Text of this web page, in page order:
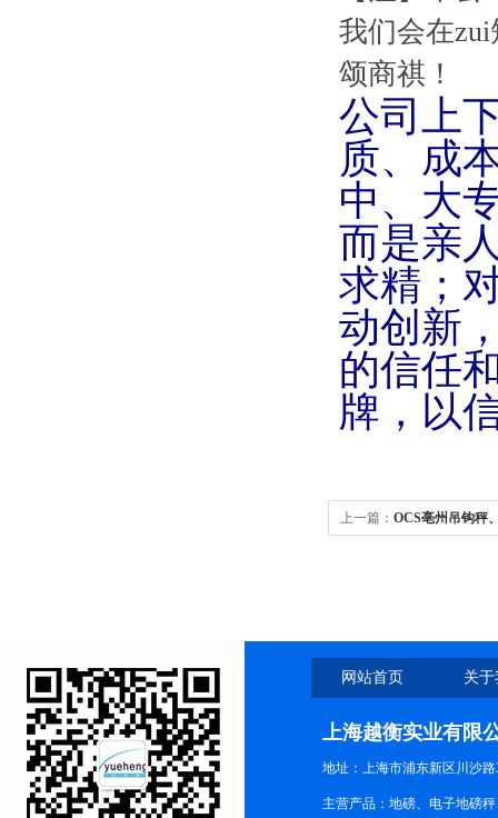
我们会在
颂商祺！
公司上
质、成
中、大
而是亲
求精；
动创新
的信任
牌，以
上一篇： OCS亳州吊钩秤
网站首页 关
上海越衡实业有限
地址：上海市浦东新区川沙路
主营产品：地磅、电子地磅